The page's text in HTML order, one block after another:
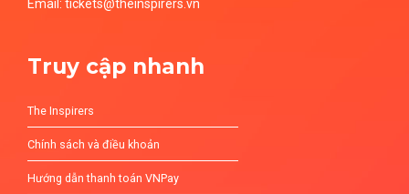
Email: tickets@theinspirers.vn
Truy cập nhanh
The Inspirers
Chính sách và điều khoản
Hướng dẫn thanh toán VNPay